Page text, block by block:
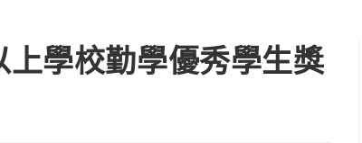
學校勤學優秀學生獎